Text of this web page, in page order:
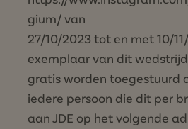
gium/van
27/10/2023 tot en met 10/
exemplaar van dit
gratis worden toegestuurd
iedere persoon die dit per
aan JDE op het volgende